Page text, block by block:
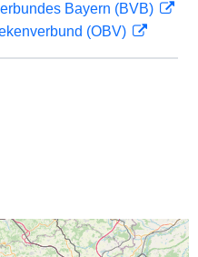
Bayern (BVB)
(OBV)